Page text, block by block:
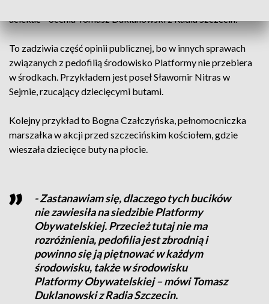
uciekać – ocenia Tomasz Duklanowski z Radia Szczecin.
To zadziwia część opinii publicznej, bo w innych sprawach
związanych z pedofilią środowisko Platformy nie przebiera
w środkach. Przykładem jest poseł Sławomir Nitras w
Sejmie, rzucający dziecięcymi butami.
Kolejny przykład to Bogna Czałczyńska, pełnomocniczka
marszałka w akcji przed szczecińskim kościołem, gdzie
wieszała dziecięce buty na płocie.
- Zastanawiam się, dlaczego tych bucików
nie zawiesiła na siedzibie Platformy
Obywatelskiej. Przecież tutaj nie ma
rozróżnienia, pedofilia jest zbrodnią i
powinno się ją piętnować w każdym
środowisku, także w środowisku
Platformy Obywatelskiej – mówi Tomasz
Duklanowski z Radia Szczecin.